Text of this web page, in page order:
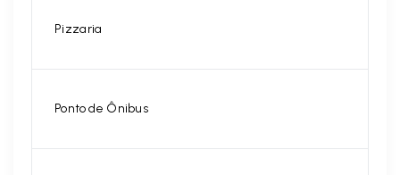
Pizzaria
Ponto de Ônibus